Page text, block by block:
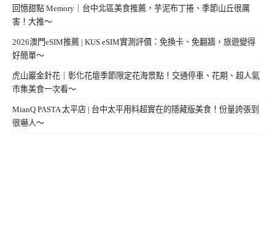
回憶甜點 Memory｜台中北區美食推薦，芋泥布丁捲、季節山丘很厲
害！大推～
2026澳門eSIM推薦 | KUS eSIM實測評價：免換卡、免翻牆，旅遊變得
好簡單～
虎山巖金針花｜彰化花壇季節限定花海景點！交通停車、花期、超人氣
市集美食一次看～
MianQ PASTA 太平店 | 台中太平用料超實在的隱藏版美食！份量誇張到
很嚇人～